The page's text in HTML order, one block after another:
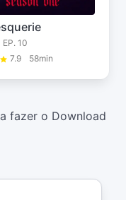
EP. 10
7.9 58min
fazer o Download